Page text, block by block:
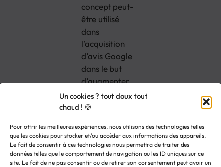
Un cookies ? tout doux tout
chaud ! 🍪
Pour offrir les meilleures expériences, nous utilisons des technologies telles
que les cookies pour stocker et/ou accéder aux informations des appareils.
Le fait de consentir à ces technologies nous permettra de traiter des
données telles que le comportement de navigation ou les ID uniques sur ce
site. Le fait de ne pas consentir ou de retirer son consentement peut avoir un
concept peut-
être utilisé
dans
l’acquisition
d’avis Google
dans le but
d’augmenter
vos avis
clients.
L’automatisation
est beaucoup
utilisée pour la
partie